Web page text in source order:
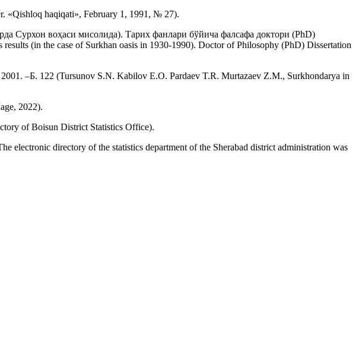
«Qishloq haqiqati», February 1, 1991, № 27).
Сурхон воҳаси мисолида). Тарих фанлари бўйича фалсафа доктори (PhD)
(in the case of Surkhan oasis in 1930-1990). Doctor of Philosophy (PhD) Dissertation
–Б. 122 (Tursunov S.N. Kabilov E.O. Pardaev T.R. Murtazaev Z.M., Surkhondarya in
2022).
of Boisun District Statistics Office).
directory of the statistics department of the Sherabad district administration was